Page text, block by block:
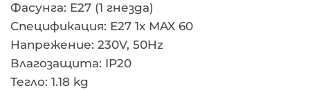
Фасунга: E27 (1 гнезда)
Спецификация: E27 1x MAX 60
Напрежение: 230V, 50Hz
Влагозащита: IP20
Тегло: 1.18 kg